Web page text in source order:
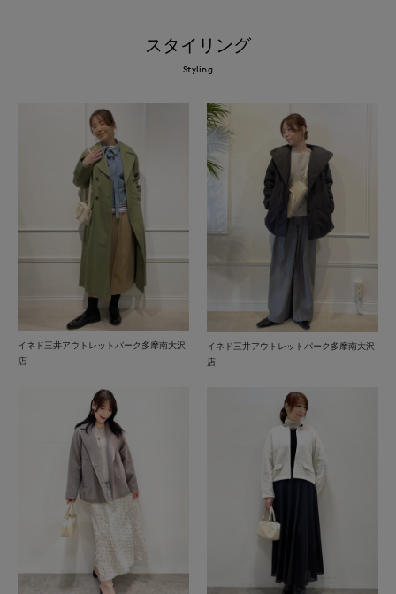
スタイリング
Styling
イネド三井アウトレットパーク多摩南大沢
店
イネド三井アウトレットパーク多摩南大沢
店